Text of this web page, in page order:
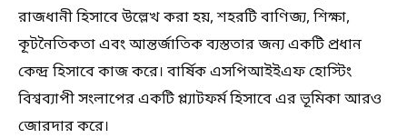
রাজধানী হিসাবে উল্লেখ করা হয়, শহরটি বাণিজ্য, শিক্ষা,
কূটনৈতিকতা এবং আন্তর্জাতিক ব্যস্ততার জন্য একটি প্রধান
কেন্দ্র হিসাবে কাজ করে। বার্ষিক এসপিআইইএফ হোস্টিং
বিশ্বব্যাপী সংলাপের একটি প্ল্যাটফর্ম হিসাবে এর ভূমিকা আরও
জোরদার করে।